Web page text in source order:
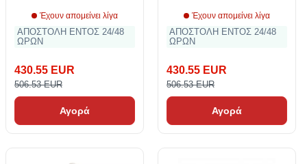
Έχουν απομείνει λίγα
ΑΠΟΣΤΟΛΗ ΕΝΤΟΣ 24/48
ΩΡΩΝ
430.55 EUR
506.53 EUR
Αγορά
Έχουν απομείνει λίγα
ΑΠΟΣΤΟΛΗ ΕΝΤΟΣ 24/48
ΩΡΩΝ
430.55 EUR
506.53 EUR
Αγορά